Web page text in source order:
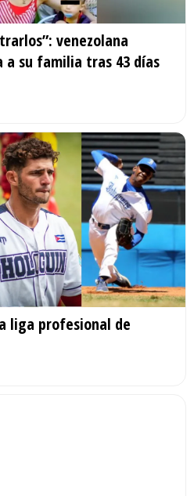
venezolana
su familia tras 43 días
liga profesional de